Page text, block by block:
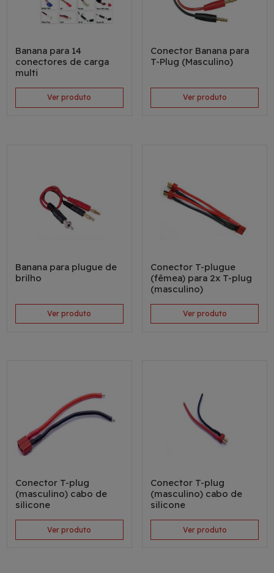
Banana para 14
conectores de carga
multi
Ver produto
Conector Banana para
T-Plug (Masculino)
Ver produto
Banana para plugue de
brilho
Ver produto
Conector T-plugue
(fêmea) para 2x T-plug
(masculino)
Ver produto
Conector T-plug
(masculino) cabo de
silicone
Ver produto
Conector T-plug
(masculino) cabo de
silicone
Ver produto